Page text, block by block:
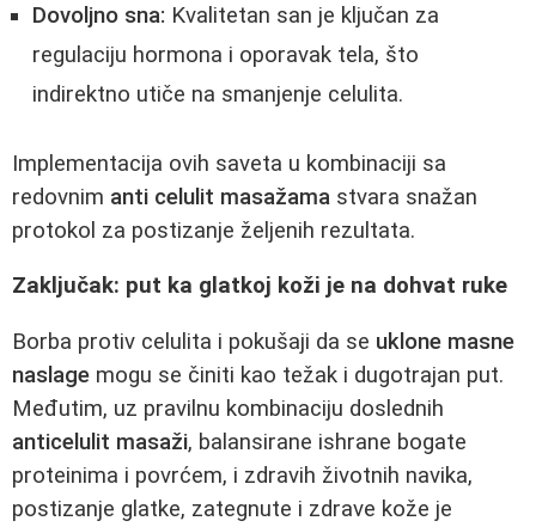
Dovoljno sna: Kvalitetan san je ključan za
regulaciju hormona i oporavak tela, što
indirektno utiče na smanjenje celulita.
Implementacija ovih saveta u kombinaciji sa
redovnim anti celulit masažama stvara snažan
protokol za postizanje željenih rezultata.
Zaključak: put ka glatkoj koži je na dohvat ruke
Borba protiv celulita i pokušaji da se uklone masne
naslage mogu se činiti kao težak i dugotrajan put.
Međutim, uz pravilnu kombinaciju doslednih
anticelulit masaži, balansirane ishrane bogate
proteinima i povrćem, i zdravih životnih navika,
postizanje glatke, zategnute i zdrave kože je